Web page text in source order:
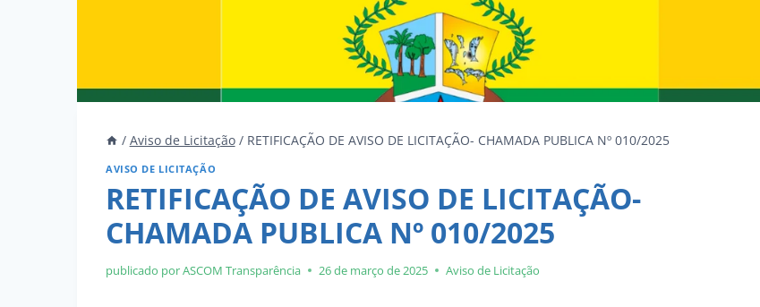
/ Aviso de Licitação / RETIFICAÇÃO DE AVISO DE LICITAÇÃO- CHAMADA PUBLICA Nº 010/2025
AVISO DE LICITAÇÃO
RETIFICAÇÃO DE AVISO DE LICITAÇÃO-
CHAMADA PUBLICA Nº 010/2025
publicado por ASCOM Transparência 26 de março de 2025 Aviso de Licitação